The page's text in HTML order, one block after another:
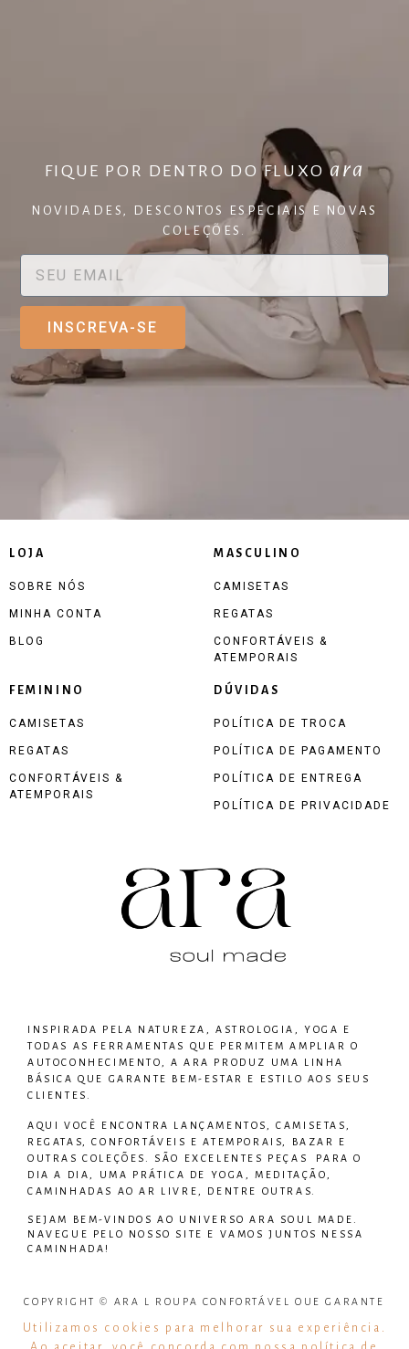
FIQUE POR DENTRO DO FLUXOara
NOVIDADES, DESCONTOS ESPECIAIS E NOVAS
COLEÇÕES.
INSCREVA-SE
LOJA
SOBRE NÓS
MINHA CONTA
BLOG
MASCULINO
CAMISETAS
REGATAS
CONFORTÁVEIS &
ATEMPORAIS
FEMININO
CAMISETAS
REGATAS
CONFORTÁVEIS &
ATEMPORAIS
DÚVIDAS
POLÍTICA DE TROCA
POLÍTICA DE PAGAMENTO
POLÍTICA DE ENTREGA
POLÍTICA DE PRIVACIDADE
INSPIRADA PELA NATUREZA, ASTROLOGIA, YOGA E
TODAS AS FERRAMENTAS QUE PERMITEM AMPLIAR O
AUTOCONHECIMENTO, A ARA PRODUZ UMA LINHA
BÁSICA QUE GARANTE BEM-ESTAR E ESTILO AOS SEUS
CLIENTES.
AQUI VOCÊ ENCONTRA LANÇAMENTOS, CAMISETAS,
REGATAS, CONFORTÁVEIS E ATEMPORAIS, BAZAR E
OUTRAS COLEÇÕES. SÃO EXCELENTES PEÇAS PARA O
DIA A DIA, UMA PRÁTICA DE YOGA, MEDITAÇÃO,
CAMINHADAS AO AR LIVRE, DENTRE OUTRAS.
SEJAM BEM-VINDOS AO UNIVERSO ARA SOUL MADE
NAVEGUE PELO NOSSO SITE E VAMOS JUNTOS NESSA
CAMINHADA!
COPYRIGHT © ARA L ROUPA CONFORTÁVEL QUE GARANTE
BEM ESTAR – TODOS OS DIREITOS RESERVADOS
Utilizamos cookies para melhorar sua experiência.